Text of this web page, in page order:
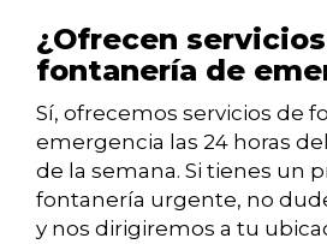
¿Ofrecen
fontanería de
Sí, ofrecemos servicios de
emergencia las 24 horas
de la semana. Si tienes un
fontanería urgente, no
y nos dirigiremos a tu